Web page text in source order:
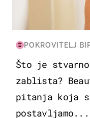
POKROVITELJ
Što je
zablista?
pitanja koja
postavljamo...